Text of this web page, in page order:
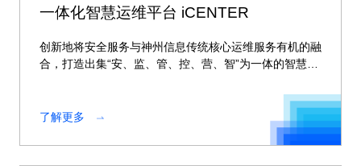
一体化智慧运维平台 iCENTER
创新地将安全服务与神州信息传统核心运维服务有机的融
合，打造出集“安、监、管、控、营、智”为一体的智慧运
了解更多